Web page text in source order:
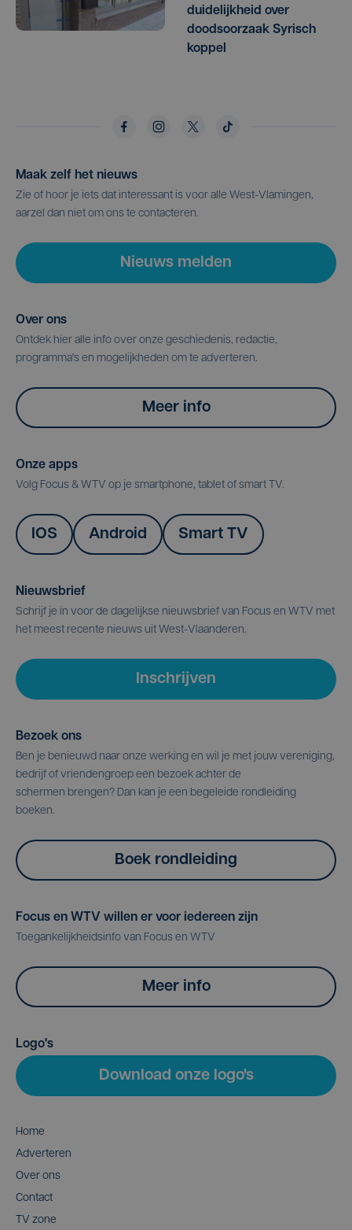
duidelijkheid over
doodsoorzaak Syrisch
koppel
Maak zelf het nieuws
Zie of hoor je iets dat interessant is voor alle West-Vlamingen,
aarzel dan niet om ons te contacteren.
Nieuws melden
Over ons
Ontdek hier alle info over onze geschiedenis, redactie,
programma's en mogelijkheden om te adverteren.
Meer info
Onze apps
Volg Focus & WTV op je smartphone, tablet of smart TV.
IOS Android Smart TV
Nieuwsbrief
Schrijf je in voor de dagelijkse nieuwsbrief van Focus en WTV met
het meest recente nieuws uit West-Vlaanderen.
Inschrijven
Bezoek ons
Ben je benieuwd naar onze werking en wil je met jouw vereniging,
bedrijf of vriendengroep een bezoek achter de
schermen brengen? Dan kan je een begeleide rondleiding
boeken.
Boek rondleiding
Focus en WTV willen er voor iedereen zijn
Toegankelijkheidsinfo van Focus en WTV
Meer info
Logo's
Download onze logo's
Home
Adverteren
Over ons
Contact
TV zone